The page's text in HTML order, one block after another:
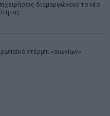
διαμορφώνουν το νέο
ντέρμπι «αιωνίων»